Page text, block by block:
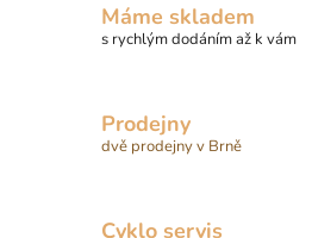
Máme skladem
s rychlým dodáním až k vám
Prodejny
dvě prodejny v Brně
Cyklo servis